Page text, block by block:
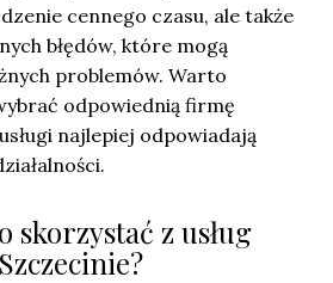
cennego czasu, ale także
błędów, które mogą
problemów. Warto
odpowiednią firmę
najlepiej odpowiadają
skorzystać z usług